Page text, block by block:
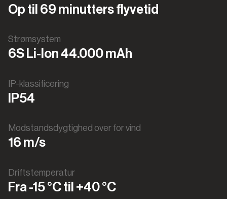
Op til 69 minutters flyvetid
Strømsystem
6S Li-Ion 44.000 mAh
IP-klassificering
IP54
Modstandsdygtighed over for vind
16 m/s
Driftstemperatur
Fra -15 °C til +40 °C